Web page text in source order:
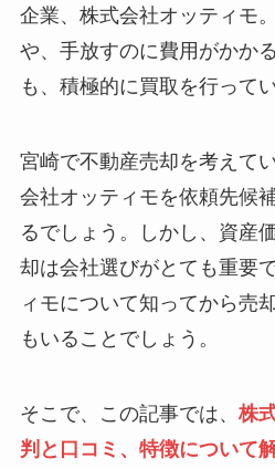
企業、株式会社オッティモ
や、手放すのに費用がかか
も、積極的に買取を行ってい
宮崎で不動産売却を考えて
会社オッティモを依頼先候
るでしょう。しかし、資産
却は会社選びがとても重要
ィモについて知ってから売
もいることでしょう。
そこで、この記事では、 株
判と口コミ、特徴について